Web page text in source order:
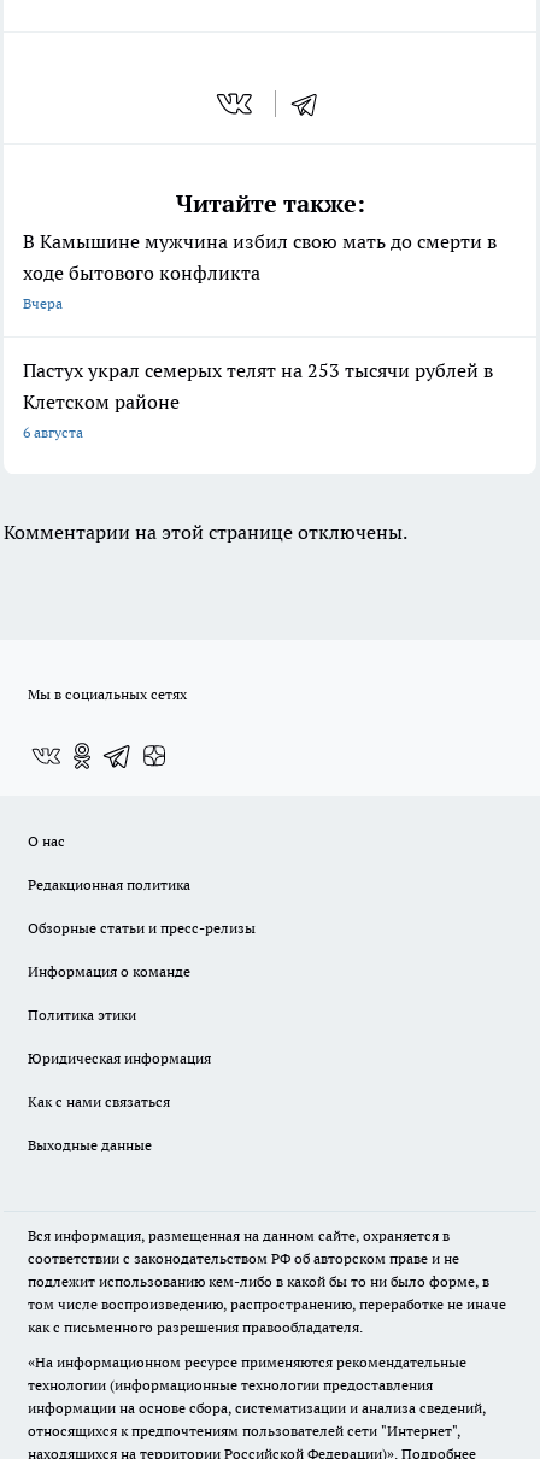
Читайте также:
В Камышине мужчина избил свою мать до смерти в
ходе бытового конфликта
Вчера
Пастух украл семерых телят на 253 тысячи рублей в
Клетском районе
6 августа
Комментарии на этой странице отключены.
Мы в социальных сетях
О нас
Редакционная политика
Обзорные статьи и пресс-релизы
Информация о команде
Политика этики
Юридическая информация
Как с нами связаться
Выходные данные
Вся информация, размещенная на данном сайте, охраняется в
соответствии с законодательством РФ об авторском праве и не
подлежит использованию кем-либо в какой бы то ни было форме, в
том числе воспроизведению, распространению, переработке не иначе
как с письменного разрешения правообладателя.
«На информационном ресурсе применяются рекомендательные
технологии (информационные технологии предоставления
информации на основе сбора, систематизации и анализа сведений,
относящихся к предпочтениям пользователей сети "Интернет",
находящихся на территории Российской Федерации)». Подробнее